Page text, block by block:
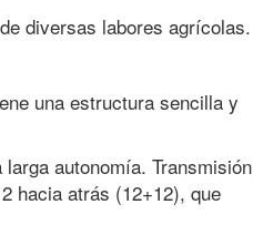
diversas labores agrícolas.
una estructura sencilla y
autonomía. Transmisión
hacia atrás (12+12), que